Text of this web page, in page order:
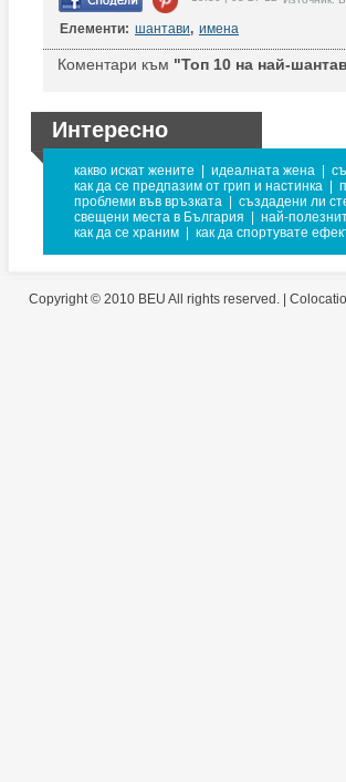
Елементи: шантави, имена
Коментари към "Топ 10 на най-
Интересно
какво искат жените идеалната жена
как да се предпазим от грип и настинка
проблеми във връзката
създадени ли
свещени места в България
най-
как да се храним
как да спортувате
Copyright © 2010 BEU All rights reserved. |